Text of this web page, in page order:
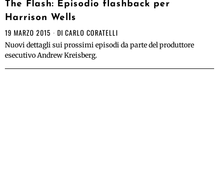
The Flash: Episodio flashback per
Harrison Wells
19 MARZO 2015 DI CARLO CORATELLI
Nuovi dettagli sui prossimi episodi da parte del produttore
esecutivo Andrew Kreisberg.